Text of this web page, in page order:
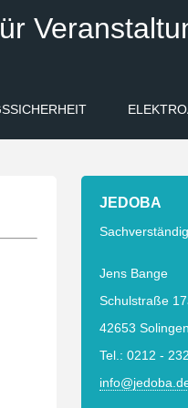
JEDOBA
Jens Bange
Schulstraße
42653 Solingen
Tel.: 0212 -